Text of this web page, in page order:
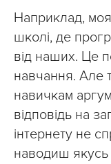
Наприклад,
школі, де
від наших. Це
навчання. Але
навичкам
відповідь на
інтернету не
наводиш якусь